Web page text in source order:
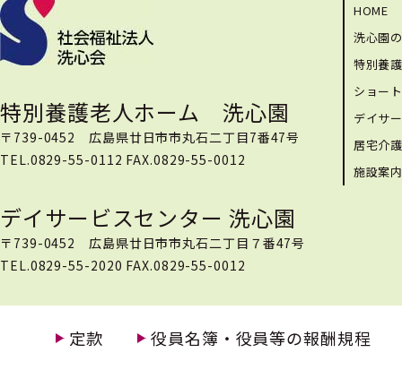
特別養護老人ホーム 洗心園
〒739-0452 広島県廿日市市丸石二丁目7番47号
TEL.0829-55-0112 FAX.0829-55-0012
デイサービスセンター 洗心園
〒739-0452 広島県廿日市市丸石二丁目７番47号
TEL.0829-55-2020 FAX.0829-55-0012
HOME
洗心園
特別養
ショー
デイサ
居宅介
施設案
定款 役員名簿・役員等の報酬規程